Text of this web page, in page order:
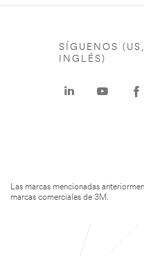
SÍGUENOS (US,
INGLÉS)
Las marcas mencionadas
marcas comerciales de 3M.